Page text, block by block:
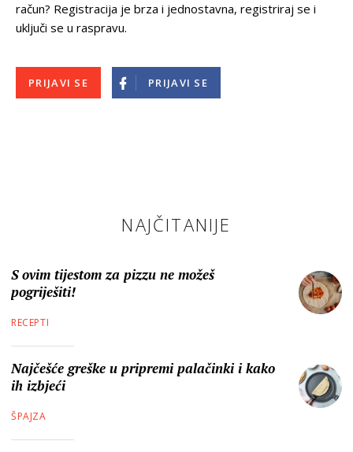
račun? Registracija je brza i jednostavna, registriraj se i
uključi se u raspravu.
PRIJAVI SE PRIJAVI SE
NAJČITANIJE
S ovim tijestom za pizzu ne možeš
pogriješiti!
RECEPTI
Najčešće greške u pripremi palačinki i kako
ih izbjeći
ŠPAJZA